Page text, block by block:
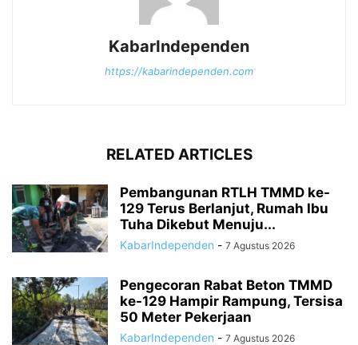
KabarIndependen
https://kabarindependen.com
RELATED ARTICLES
Pembangunan RTLH TMMD ke-
129 Terus Berlanjut, Rumah Ibu
Tuha Dikebut Menuju...
KabarIndependen - 7 Agustus 2026
Pengecoran Rabat Beton TMMD
ke-129 Hampir Rampung, Tersisa
50 Meter Pekerjaan
KabarIndependen - 7 Agustus 2026